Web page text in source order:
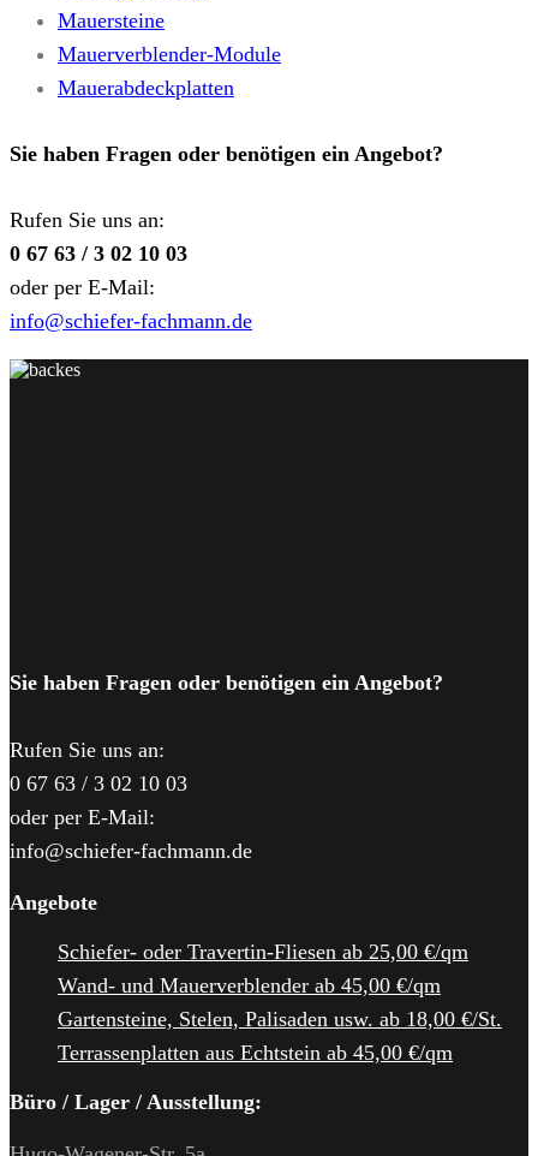
Mauersteine
Mauerverblender-Module
Mauerabdeckplatten
Sie haben Fragen oder benötigen ein Angebot?
Rufen Sie uns an:
0 67 63 / 3 02 10 03
oder per E-Mail:
info@schiefer-fachmann.de
Sie haben Fragen oder benötigen ein Angebot?
Rufen Sie uns an:
0 67 63 / 3 02 10 03
oder per E-Mail:
info@schiefer-fachmann.de
Angebote
Schiefer- oder Travertin-Fliesen ab 25,00 €/qm
Wand- und Mauerverblender ab 45,00 €/qm
Gartensteine, Stelen, Palisaden usw. ab 18,00 €/St.
Terrassenplatten aus Echtstein ab 45,00 €/qm
Büro / Lager / Ausstellung: